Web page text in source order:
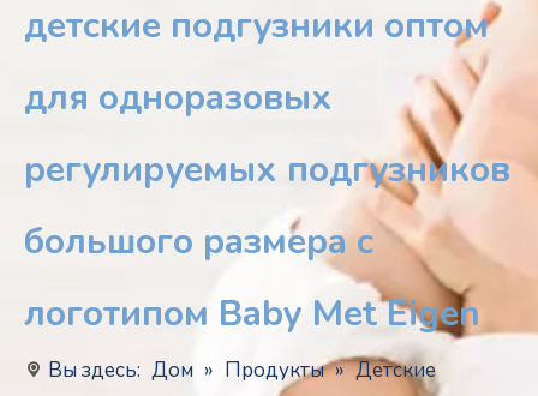
детские подгузники оптом
для одноразовых
регулируемых подгузников
большого размера с
логотипом Baby Met Eigen
Вы здесь: Дом » Продукты » Детские